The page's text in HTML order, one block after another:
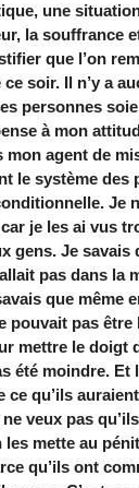
une
la souffrance
que l’on
soir. Il n’y a
personnes
à mon
agent de
le système des
Je
je les ai vus
gens. Je savais
pas dans la
que même
pouvait pas être
mettre le doigt
été moindre. Et
ce qu’ils
veux pas
les mette au
qu’ils ont